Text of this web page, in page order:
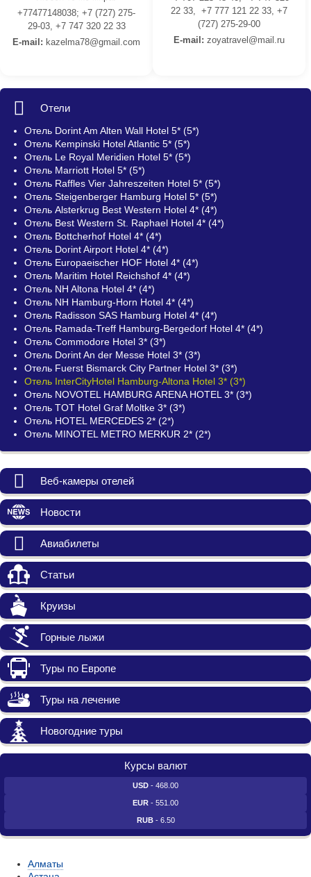
+77477148038; +7 (727) 275-
29-03, +7 747 320 22 33
E-mail: kazelma78@gmail.com
22 33, +7 777 121 22 33, +7
(727) 275-29-00
E-mail: zoyatravel@mail.ru
Отели
Отель Dorint Am Alten Wall Hotel 5* (5*)
Отель Kempinski Hotel Atlantic 5* (5*)
Отель Le Royal Meridien Hotel 5* (5*)
Отель Marriott Hotel 5* (5*)
Отель Raffles Vier Jahreszeiten Hotel 5* (5*)
Отель Steigenberger Hamburg Hotel 5* (5*)
Отель Alsterkrug Best Western Hotel 4* (4*)
Отель Best Western St. Raphael Hotel 4* (4*)
Отель Bottcherhof Hotel 4* (4*)
Отель Dorint Airport Hotel 4* (4*)
Отель Europaeischer HOF Hotel 4* (4*)
Отель Maritim Hotel Reichshof 4* (4*)
Отель NH Altona Hotel 4* (4*)
Отель NH Hamburg-Horn Hotel 4* (4*)
Отель Radisson SAS Hamburg Hotel 4* (4*)
Отель Ramada-Treff Hamburg-Bergedorf Hotel 4* (4*)
Отель Commodore Hotel 3* (3*)
Отель Dorint An der Messe Hotel 3* (3*)
Отель Fuerst Bismarck City Partner Hotel 3* (3*)
Отель InterCityHotel Hamburg-Altona Hotel 3* (3*)
Отель NOVOTEL HAMBURG ARENA HOTEL 3* (3*)
Отель TOT Hotel Graf Moltke 3* (3*)
Отель HOTEL MERCEDES 2* (2*)
Отель MINOTEL METRO MERKUR 2* (2*)
Веб-камеры отелей
Новости
Авиабилеты
Статьи
Круизы
Горные лыжи
Туры по Европе
Туры на лечение
Новогодние туры
Курсы валют
USD - 468.00
EUR - 551.00
RUB- 6.50
Алматы